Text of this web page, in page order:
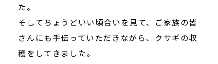
た。
そしてちょうどいい頃合いを見て、ご家族の皆
さんにも手伝っていただきながら、クサギの収
穫をしてきました。